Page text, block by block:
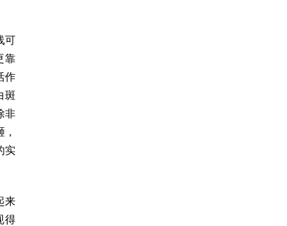
可
靠
作
斑
非
实
来
得